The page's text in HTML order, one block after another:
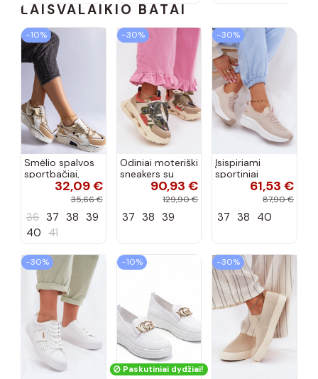
LAISVALAIKIO BATAI
−10%
Smėlio spalvos
sportbačiai,
dekoruoti Valdez
cirkonio virvele
32,09 €
35,66 €
36 37 38 39
40 41
−30%
Odiniai moteriški
sneakers su
platforma D&A
CR61-3133
90,93 €
129,90 €
37 38 39
−30%
Įsispiriami
sportiniai
bateliai Kobbo
102425 smėlio
61,53 €
87,90 €
37 38 40
−30% −10%
Paskutiniai dydžiai!
−30%